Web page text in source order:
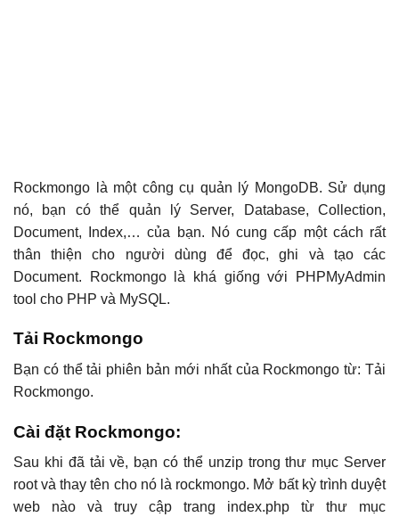
Rockmongo là một công cụ quản lý MongoDB. Sử dụng
nó, bạn có thể quản lý Server, Database, Collection,
Document, Index,… của bạn. Nó cung cấp một cách rất
thân thiện cho người dùng để đọc, ghi và tạo các
Document. Rockmongo là khá giống với PHPMyAdmin
tool cho PHP và MySQL.
Tải Rockmongo
Bạn có thể tải phiên bản mới nhất của Rockmongo từ: Tải
Rockmongo.
Cài đặt Rockmongo:
Sau khi đã tải về, bạn có thể unzip trong thư mục Server
root và thay tên cho nó là rockmongo. Mở bất kỳ trình duyệt
web nào và truy cập trang index.php từ thư mục